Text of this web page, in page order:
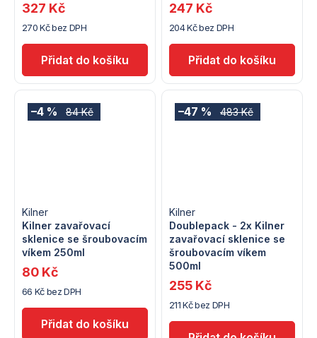
270 Kč bez DPH
327 Kč
204 Kč bez DPH
247 Kč
84 Kč
–4 %
Kilner zavařovací
sklenice se šroubovacím
víkem 250ml
Kilner
66 Kč bez DPH
80 Kč
483 Kč
–47 %
Doublepack - 2x Kilner
zavařovací sklenice se
šroubovacím víkem
500ml
Kilner
211 Kč bez DPH
255 Kč